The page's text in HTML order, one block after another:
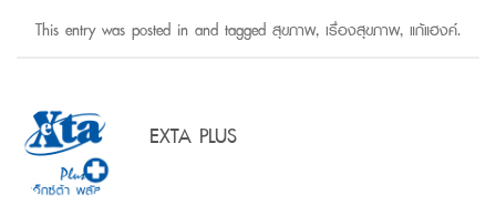
This entry was posted in and tagged สุขภาพ, เรื่องสุขภาพ, แก้แฮงค์.
EXTA PLUS